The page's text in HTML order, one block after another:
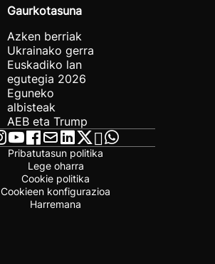
Gaurkotasuna
Azken berriak
Ukrainako gerra
Euskadiko lan
egutegia 2026
Eguneko
albisteak
AEB eta Trump
Pribatutasun politika
Lege oharra
Cookie politika
Cookieen konfigurazioa
Harremana